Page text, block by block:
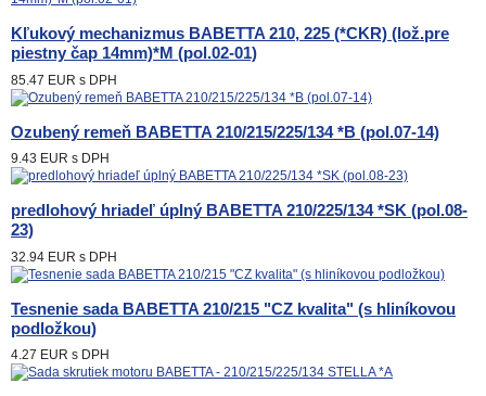
Kľukový mechanizmus BABETTA 210, 225 (*CKR) (lož.pre
piestny čap 14mm)*M (pol.02-01)
85.47 EUR s DPH
Ozubený remeň BABETTA 210/215/225/134 *B (pol.07-14)
9.43 EUR s DPH
predlohový hriadeľ úplný BABETTA 210/225/134 *SK (pol.08-
23)
32.94 EUR s DPH
Tesnenie sada BABETTA 210/215 "CZ kvalita" (s hliníkovou
podložkou)
4.27 EUR s DPH